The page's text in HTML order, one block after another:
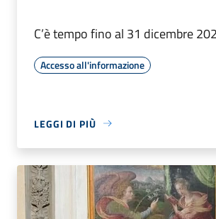
C’è tempo fino al 31 dicembre
Accesso all'informazione
LEGGI DI PIÙ